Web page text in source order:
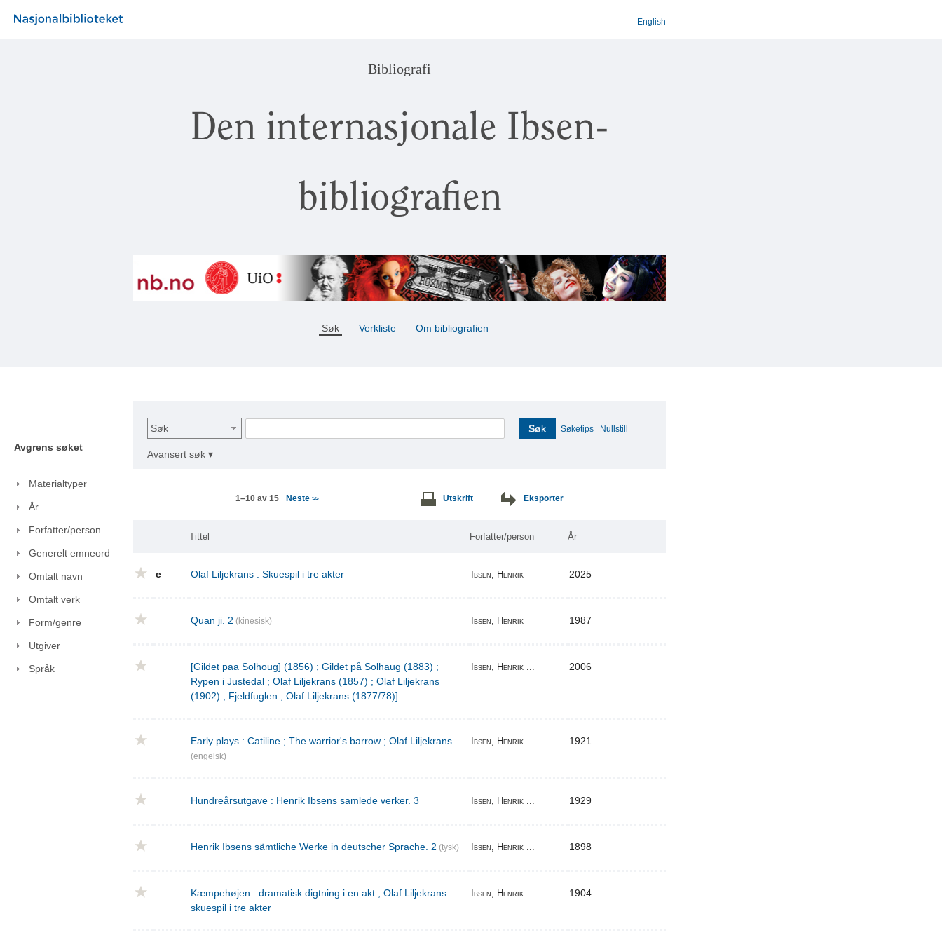
English
Bibliografi
Den internasjonale Ibsen-
bibliografien
Søk Verkliste Om bibliografien
Avgrens søket
Materialtyper
År
Forfatter/person
Generelt emneord
Omtalt navn
Omtalt verk
Form/genre
Utgiver
Språk
Søk Søk Søketips Nullstill
Avansert søk ▾
1–10 av 15 Neste>> Utskrift Eksporter
Tittel Forfatter/person År
e Olaf Liljekrans : Skuespil i tre akter Ibsen, Henrik 2025
Quan ji. 2 (kinesisk) Ibsen, Henrik 1987
[Gildet paa Solhoug] (1856) ; Gildet på Solhaug (1883) ;
Rypen i Justedal ; Olaf Liljekrans (1857) ; Olaf Liljekrans
(1902) ; Fjeldfuglen ; Olaf Liljekrans (1877/78)]
Ibsen, Henrik ... 2006
Early plays : Catiline ; The warrior's barrow ; Olaf Liljekrans
(engelsk)
Ibsen, Henrik ... 1921
Hundreårsutgave : Henrik Ibsens samlede verker. 3 Ibsen, Henrik ... 1929
Henrik Ibsens sämtliche Werke in deutscher Sprache. 2 (tysk) Ibsen, Henrik ... 1898
Kæmpehøjen : dramatisk digtning i en akt ; Olaf Liljekrans :
skuespil i tre akter
Ibsen, Henrik 1904